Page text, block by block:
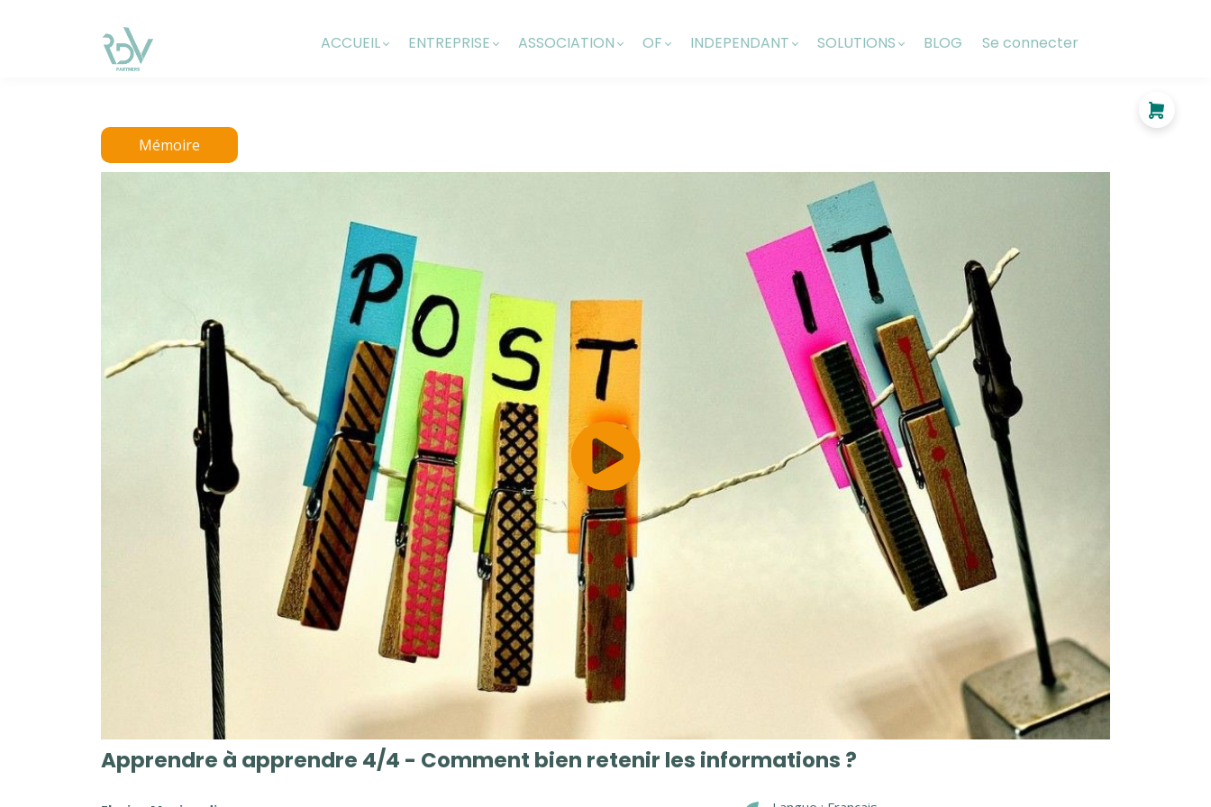
ACCUEIL ENTREPRISE ASSOCIATION OF INDEPENDANT SOLUTIONS BLOG Se connecter
Mémoire
Apprendre à apprendre 4/4 - Comment bien retenir les informations ?